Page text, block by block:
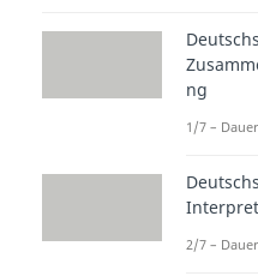
des
Florio
zum
aber
vor.
ng
1/7 –
2/7 –